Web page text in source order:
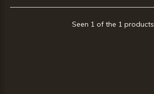
Seen 1 of the 1 products